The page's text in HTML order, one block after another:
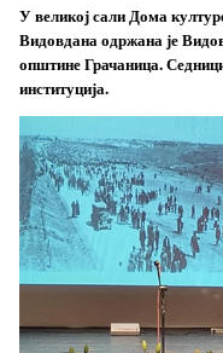
У великој сали Дома
Видовдана одржана је
општине Грачаница.
институција.